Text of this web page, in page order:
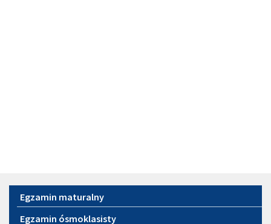
Menu
Egzamin maturalny
Egzamin ósmoklasisty